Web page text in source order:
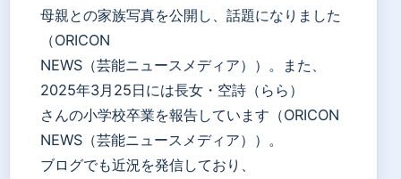
母親との家族写真を公開し、話題になりました
（ORICON
NEWS（芸能ニュースメディア））。また、
2025年3月25日には長女・空詩（らら）
さんの小学校卒業を報告しています（ORICON
NEWS（芸能ニュースメディア））。
ブログでも近況を発信しており、